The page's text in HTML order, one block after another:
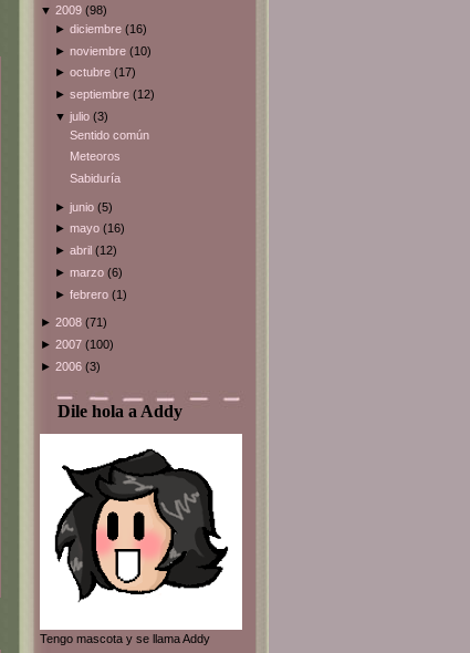
▼ 2009 (98)
►diciembre(16)
►noviembre(10)
►octubre(17)
►septiembre(12)
▼julio(3)
Sentido común
Meteoros
Sabiduría
►junio(5)
►mayo(16)
►abril(12)
►marzo(6)
►febrero(1)
► 2008 (71)
► 2007 (100)
► 2006 (3)
Dile hola a Addy
Tengo mascota y se llama Addy